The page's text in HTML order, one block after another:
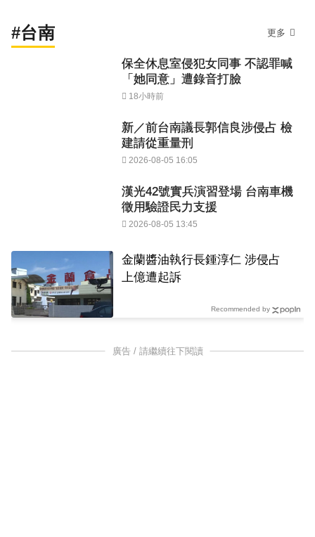
#台南 更多
保全休息室侵犯女同事 不認罪喊
「她同意」遭錄音打臉
18小時前
新／前台南議長郭信良涉侵占 檢
建請從重量刑
2026-08-05 16:05
漢光42號實兵演習登場 台南車機
徵用驗證民力支援
2026-08-05 13:45
​金蘭醬油執行長鍾淳仁 涉侵占
上億遭起訴
Recommended by
廣告 / 請繼續往下閱讀